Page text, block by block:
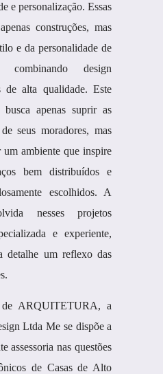
e personalização. Essas
construções, mas
e da personalidade de
combinando design
de alta qualidade. Este
apenas suprir as
seus moradores, mas
ambiente que inspire
bem distribuídos e
escolhidos. A
nesses projetos
e experiente,
detalhe um reflexo das
ARQUITETURA, a
Ltda Me se dispõe a
assessoria nas questões
de Casas de Alto